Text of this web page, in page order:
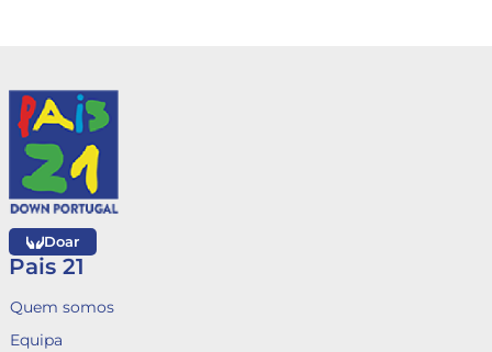
Doar
Pais 21
Quem somos
Equipa